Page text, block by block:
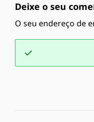
Deixe o seu
O seu endereço de